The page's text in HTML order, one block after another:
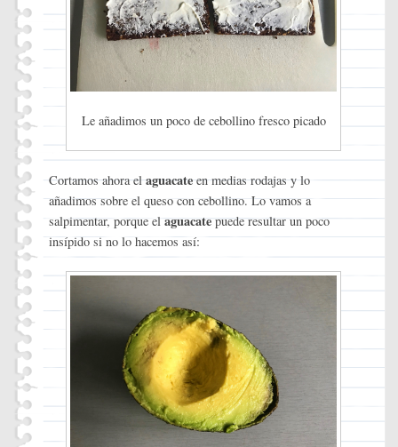
Le añadimos un poco de cebollino fresco picado
Cortamos ahora elaguacateen medias rodajas y lo
añadimos sobre el queso con cebollino. Lo vamos a
salpimentar, porque elaguacatepuede resultar un poco
insípido si no lo hacemos así: